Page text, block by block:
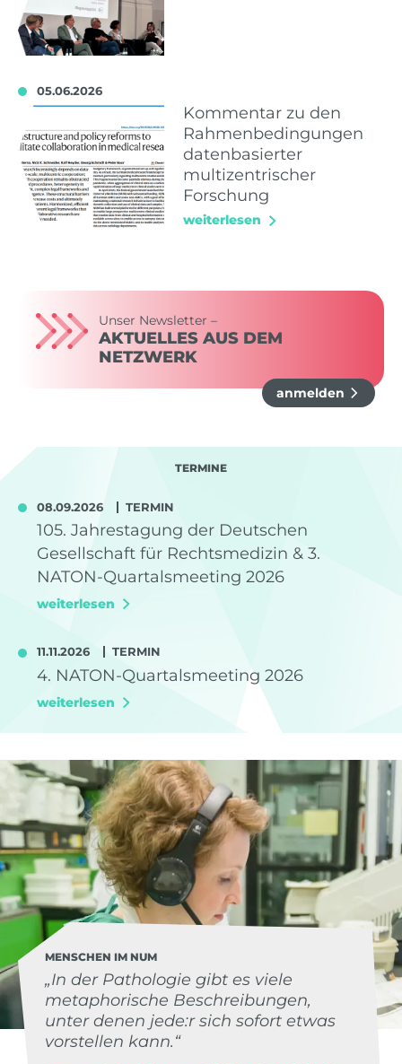
05.06.2026
Kommentar zu den
Rahmenbedingungen
datenbasierter
multizentrischer
Forschung
weiterlesen
Unser Newsletter –
AKTUELLES AUS DEM
NETZWERK
anmelden
TERMINE
08.09.2026 TERMIN
105. Jahrestagung der Deutschen
Gesellschaft für Rechtsmedizin & 3.
NATON-Quartalsmeeting 2026
weiterlesen
11.11.2026 TERMIN
4. NATON-Quartalsmeeting 2026
weiterlesen
MENSCHEN IM NUM
„In der Pathologie gibt es viele
metaphorische Beschreibungen,
unter denen jede:r sich sofort etwas
vorstellen kann.“